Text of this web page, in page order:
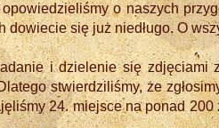
o naszych
dowiecie się już niedługo. O
i dzielenie się zdjęciami z
stwierdziliśmy, że
24. miejsce na ponad